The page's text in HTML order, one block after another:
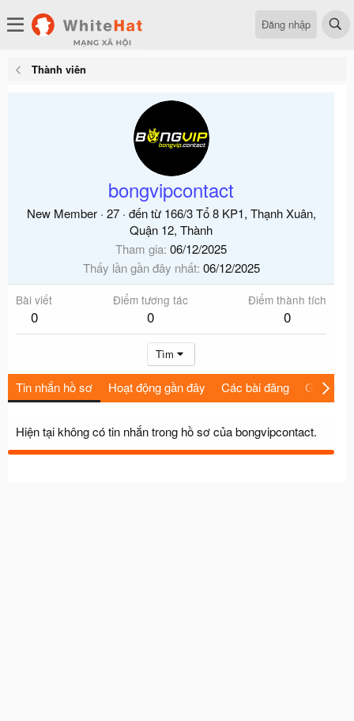
Đăng nhập
Thành viên
bongvipcontact
New Member · 27 · đến từ 166/3 Tổ 8 KP1, Thạnh Xuân,
Quận 12, Thành
Tham gia 06/12/2025
Thấy lần gần đây nhất 06/12/2025
Bài viết
0
Điểm tương tác
0
Điểm thành tích
0
Tìm
Tin nhắn hồ sơ Hoạt động gần đây Các bài đăng Giới thiệu
Hiện tại không có tin nhắn trong hồ sơ của bongvipcontact.